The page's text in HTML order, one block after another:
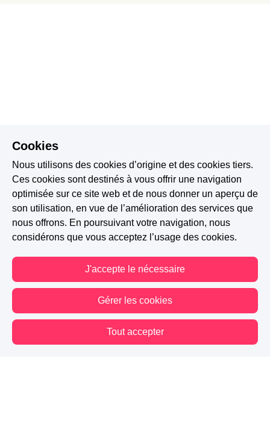
Cookies
Nous utilisons des cookies d’origine et des cookies tiers.
Ces cookies sont destinés à vous offrir une navigation
optimisée sur ce site web et de nous donner un aperçu de
son utilisation, en vue de l’amélioration des services que
nous offrons. En poursuivant votre navigation, nous
considérons que vous acceptez l’usage des cookies.
J'accepte le nécessaire
Gérer les cookies
Tout accepter